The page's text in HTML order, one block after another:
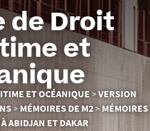
de Droit
et
ET OCÉANIQUE
VERSION
MÉMOIRES DE M2
MÉMOIRES
ABIDJAN ET DAKAR